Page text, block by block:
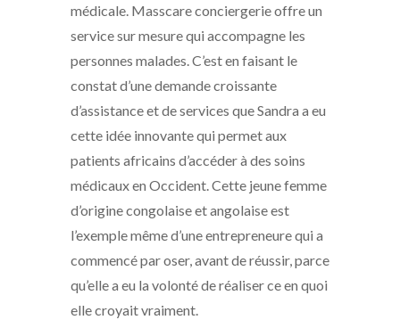
médicale. Masscare conciergerie offre un
service sur mesure qui accompagne les
personnes malades. C’est en faisant le
constat d’une demande croissante
d’assistance et de services que Sandra a eu
cette idée innovante qui permet aux
patients africains d’accéder à des soins
médicaux en Occident. Cette jeune femme
d’origine congolaise et angolaise est
l’exemple même d’une entrepreneure qui a
commencé par oser, avant de réussir, parce
qu’elle a eu la volonté de réaliser ce en quoi
elle croyait vraiment.